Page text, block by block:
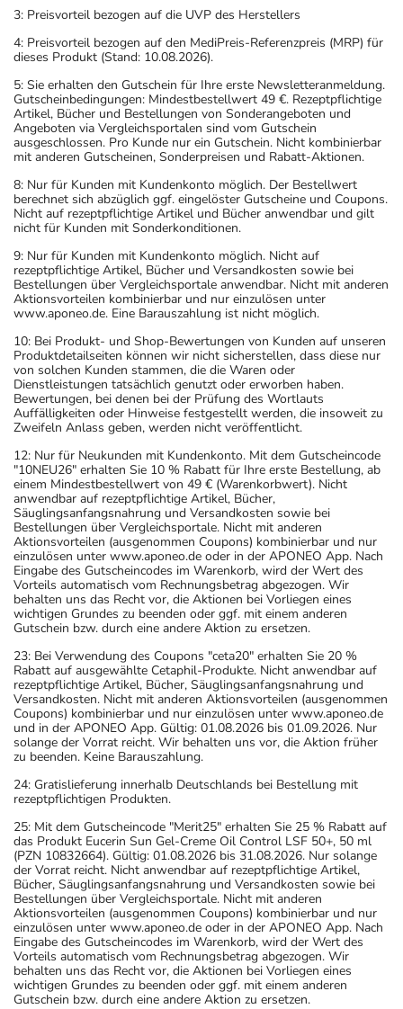
Beschwerde und/oder Dauer der Erkrankung und wird
deshalb nur von Ihrem Arzt bestimmt.
Überdosierung?
Es kann zu einer Vielzahl von
Überdosierungserscheinungen kommen, unter anderem
zu Erbrechen, Schläfrigkeit, Schwindel, Krämpfen,
Pupillenerweiterung, Pulsbeschleunigung,
Pulserniedrigung und niedrigem Blutdruck. Setzen Sie
sich bei dem Verdacht auf eine Überdosierung umgehend
Einnahme vergessen?
Setzen Sie die Einnahme zum nächsten vorgeschriebenen
Menge) fort.
Generell gilt: Achten Sie vor allem bei Säuglingen,
Kleinkindern und älteren Menschen auf eine
gewissenhafte Dosierung. Im Zweifelsfalle fragen Sie
Ihren Arzt oder Apotheker nach etwaigen Auswirkungen
oder Vorsichtsmaßnahmen.
Eine vom Arzt verordnete Dosierung kann von den
Angaben der Packungsbeilage abweichen. Da der Arzt sie
individuell abstimmt, sollten Sie das Arzneimittel daher
nach seinen Anweisungen anwenden.
Aufbewahrung
Wichtige Hinweise
Was sollten Sie beachten?
- Vorsicht: Das Reaktionsvermögen kann auch bei
bestimmungsgemäßem Gebrauch beeinträchtigt sein.
Achten Sie vor allem darauf, wenn Sie am Straßenverkehr
teilnehmen oder Maschinen (auch im Haushalt) bedienen,
mit denen Sie sich verletzen können.
- Vorsicht: Vermeiden Sie die Einnahme von Alkohol.
- Vorsicht: Patienten mit Engwinkelglaukom haben ein
erhöhtes Risiko - besonderes im akuten Anfall.
- Durch plötzliches Absetzen können Probleme oder
Beschwerden auftreten. Deshalb sollte die Behandlung
langsam, das heißt mit einem schrittweisen
Ausschleichen der Dosis, beendet werden. Lassen Sie
sich dazu am besten von Ihrem Arzt oder Apotheker
beraten.
3: Preisvorteil bezogen auf die UVP des Herstellers
4: Preisvorteil bezogen auf den MediPreis-Referenzpreis (MRP) für
dieses Produkt (Stand: 10.08.2026).
5: Sie erhalten den Gutschein für Ihre erste Newsletteranmeldung.
Gutscheinbedingungen: Mindestbestellwert 49 €. Rezeptpflichtige
Artikel, Bücher und Bestellungen von Sonderangeboten und
Angeboten via Vergleichsportalen sind vom Gutschein
ausgeschlossen. Pro Kunde nur ein Gutschein. Nicht kombinierbar
mit anderen Gutscheinen, Sonderpreisen und Rabatt-Aktionen.
8: Nur für Kunden mit Kundenkonto möglich. Der Bestellwert
berechnet sich abzüglich ggf. eingelöster Gutscheine und Coupons.
Nicht auf rezeptpflichtige Artikel und Bücher anwendbar und gilt
nicht für Kunden mit Sonderkonditionen.
9: Nur für Kunden mit Kundenkonto möglich. Nicht auf
rezeptpflichtige Artikel, Bücher und Versandkosten sowie bei
Bestellungen über Vergleichsportale anwendbar. Nicht mit anderen
Aktionsvorteilen kombinierbar und nur einzulösen unter
www.aponeo.de. Eine Barauszahlung ist nicht möglich.
10: Bei Produkt- und Shop-Bewertungen von Kunden auf unseren
Produktdetailseiten können wir nicht sicherstellen, dass diese nur
von solchen Kunden stammen, die die Waren oder
Dienstleistungen tatsächlich genutzt oder erworben haben.
Bewertungen, bei denen bei der Prüfung des Wortlauts
Auffälligkeiten oder Hinweise festgestellt werden, die insoweit zu
Zweifeln Anlass geben, werden nicht veröffentlicht.
12: Nur für Neukunden mit Kundenkonto. Mit dem Gutscheincode
"10NEU26" erhalten Sie 10 % Rabatt für Ihre erste Bestellung, ab
einem Mindestbestellwert von 49 € (Warenkorbwert). Nicht
anwendbar auf rezeptpflichtige Artikel, Bücher,
Säuglingsanfangsnahrung und Versandkosten sowie bei
Bestellungen über Vergleichsportale. Nicht mit anderen
Aktionsvorteilen (ausgenommen Coupons) kombinierbar und nur
einzulösen unter www.aponeo.de oder in der APONEO App. Nach
Eingabe des Gutscheincodes im Warenkorb, wird der Wert des
Vorteils automatisch vom Rechnungsbetrag abgezogen. Wir
behalten uns das Recht vor, die Aktionen bei Vorliegen eines
wichtigen Grundes zu beenden oder ggf. mit einem anderen
Gutschein bzw. durch eine andere Aktion zu ersetzen.
23: Bei Verwendung des Coupons "ceta20" erhalten Sie 20 %
Rabatt auf ausgewählte Cetaphil-Produkte. Nicht anwendbar auf
rezeptpflichtige Artikel, Bücher, Säuglingsanfangsnahrung und
Versandkosten. Nicht mit anderen Aktionsvorteilen (ausgenommen
Coupons) kombinierbar und nur einzulösen unter www.aponeo.de
und in der APONEO App. Gültig: 01.08.2026 bis 01.09.2026. Nur
solange der Vorrat reicht. Wir behalten uns vor, die Aktion früher
zu beenden. Keine Barauszahlung.
24: Gratislieferung innerhalb Deutschlands bei Bestellung mit
rezeptpflichtigen Produkten.
25: Mit dem Gutscheincode "Merit25" erhalten Sie 25 % Rabatt auf
das Produkt Eucerin Sun Gel-Creme Oil Control LSF 50+, 50 ml
(PZN 10832664). Gültig: 01.08.2026 bis 31.08.2026. Nur solange
der Vorrat reicht. Nicht anwendbar auf rezeptpflichtige Artikel,
Bücher, Säuglingsanfangsnahrung und Versandkosten sowie bei
Bestellungen über Vergleichsportale. Nicht mit anderen
Aktionsvorteilen (ausgenommen Coupons) kombinierbar und nur
einzulösen unter www.aponeo.de oder in der APONEO App. Nach
Eingabe des Gutscheincodes im Warenkorb, wird der Wert des
Vorteils automatisch vom Rechnungsbetrag abgezogen. Wir
behalten uns das Recht vor, die Aktionen bei Vorliegen eines
wichtigen Grundes zu beenden oder ggf. mit einem anderen
Gutschein bzw. durch eine andere Aktion zu ersetzen.